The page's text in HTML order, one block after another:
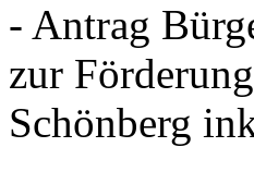
- Antrag
zur
Schönberg